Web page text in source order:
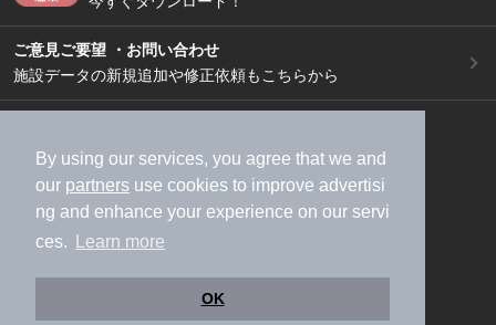
By using our services, you agree that we and
our partners use cookies to improve advertisi
ng and enhance your experience on our servi
ces.
Learn more
OK
ご意見ご要望 ・お問い合わせ
施設データの新規追加や修正依頼もこちらから
加盟店募集（資料請求）
広告出稿のご案内
利用規約
ライフスタイルMEMBERS+規約
特定商取引法に基づく表記
ヘルプ
採用情報
運営会社